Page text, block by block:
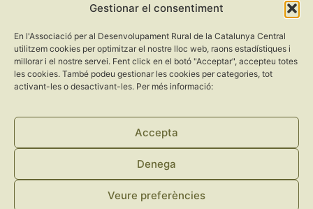
Gestionar el consentiment
En l'Associació per al Desenvolupament Rural de la Catalunya Central
utilitzem cookies per optimitzar el nostre lloc web, raons estadístiques i
millorar i el nostre servei. Fent click en el botó "Acceptar", accepteu totes
les cookies. També podeu gestionar les cookies per categories, tot
activant-les o desactivant-les. Per més informació:
Accepta
Denega
Veure preferències
COL·LABORADORS